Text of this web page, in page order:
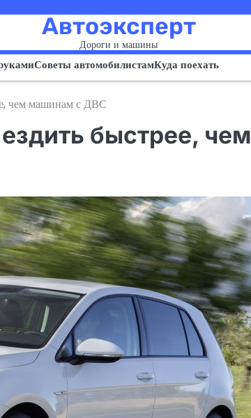
Автоэксперт
Дороги и машины
Советы автомобилистамКуда поехать
чем машинам с ДВС
быстрее, чем